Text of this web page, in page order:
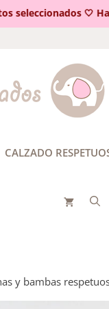
seleccionados 🤍
CALZADO
y bambas